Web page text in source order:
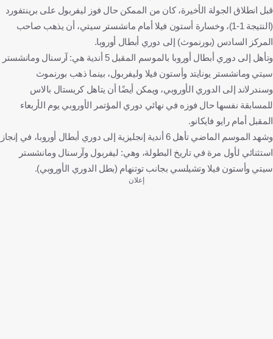
قبل انطلاق الجولة الأخيرة، كان من الممكن حال فوز ليفربول على برينتفورد
(النتيجة 1-1)، وخسارة أستون فيلا أمام مانشستر سيتي، أن يذهب صاحب
المركز السادس (بورنموث) إلى دوري أبطال أوروبا.
وتأهل إلى دوري أبطال أوروبا بالموسم المقبل 5 أندية هي: آرسنال ومانشستر
سيتي ومانشستر يونايتد وأستون فيلا وليفربول، بينما ذهب بورنموث
وسندرلاند إلى الدوري الأوروبي، ويمكن أيضًا أن يتاهل كريستال بالاس
للمسابقة نفسها حال فوزه في نهائي دوري المؤتمر الأوروبي يوم الأربعاء
المقبل أمام رايو فايكانو.
وشهد الموسم الماضي تأهل 6 أندية إنجليزية إلى دوري أبطال أوروبا، في إنجاز
استثنائي لأول مرة في تاريخ البطولة، وهي: ليفربول وآرسنال ومانشستر
سيتي وأستون فيلا وتشيلسي بجانب توتنهام (بطل الدوري الأوروبي).
إعلان